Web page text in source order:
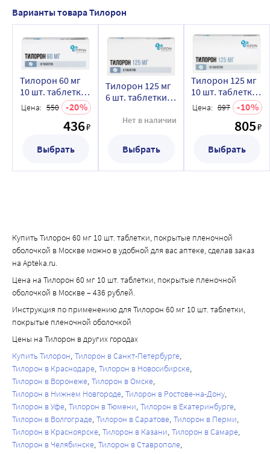
Варианты товара Тилорон
Тилорон 60 мг
10 шт. таблетки,
покрытые
пленочной
оболочкой
Цена: 550 20
436₽
Выбрать
Тилорон 125 мг
6 шт. таблетки,
пленочной
Нет в наличии
Выбрать
Тилорон 125 мг
10 шт. таблетки,
покрытые
пленочной
оболочкой
Цена: 897 10
805₽
Выбрать
Купить Тилорон 60 мг 10 шт. таблетки, покрытые пленочной
оболочкой в Москве можно в удобной для вас аптеке, сделав заказ
на Apteka.ru.
Цена на Тилорон 60 мг 10 шт. таблетки, покрытые пленочной
оболочкой в Москве – 436 рублей.
Инструкция по применению для Тилорон 60 мг 10 шт. таблетки,
покрытые пленочной оболочкой
Цены на Тилорон в других городах
Купить Тилорон Тилорон в Санкт-Петербурге
Тилорон в Краснодаре Тилорон в Новосибирске
Тилорон в Воронеже Тилорон в Омске
Тилорон в Нижнем Новгороде Тилорон в Ростове-на-Дону
Тилорон в Уфе Тилорон в Тюмени Тилорон в Екатеринбурге
Тилорон в Волгограде Тилорон в Саратове Тилорон в Перми
Тилорон в Красноярске Тилорон в Казани Тилорон в Самаре
Тилорон в Челябинске Тилорон в Ставрополе